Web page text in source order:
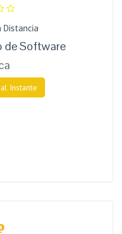
Distancia
de Software
Instante